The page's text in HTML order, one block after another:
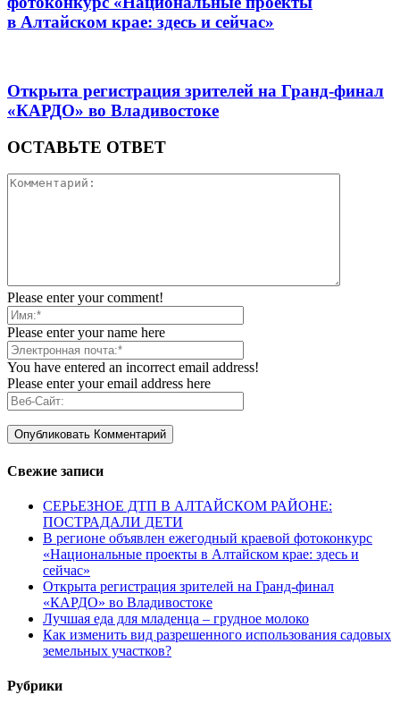
в Алтайском крае: здесь и сейчас»
Открыта регистрация зрителей на Гранд-финал
«КАРДО» во Владивостоке
ОСТАВЬТЕ ОТВЕТ
Please enter your comment!
Please enter your name here
You have entered an incorrect email address!
Please enter your email address here
Свежие записи
СЕРЬЕЗНОЕ ДТП В АЛТАЙСКОМ РАЙОНЕ:
ПОСТРАДАЛИ ДЕТИ
В регионе объявлен ежегодный краевой фотоконкурс
«Национальные проекты в Алтайском крае: здесь и
сейчас»
Открыта регистрация зрителей на Гранд-финал
«КАРДО» во Владивостоке
Лучшая еда для младенца – грудное молоко
Как изменить вид разрешенного использования садовых
земельных участков?
Рубрики